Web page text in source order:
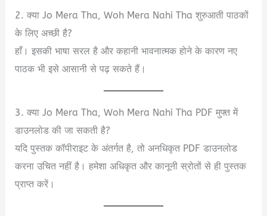
2. क्या Jo Mera Tha, Woh Mera Nahi Tha शुरुआती पाठकों
के लिए अच्छी है?
हाँ। इसकी भाषा सरल है और कहानी भावनात्मक होने के कारण नए
पाठक भी इसे आसानी से पढ़ सकते हैं।
3. क्या Jo Mera Tha, Woh Mera Nahi Tha PDF मुफ्त में
डाउनलोड की जा सकती है?
यदि पुस्तक कॉपीराइट के अंतर्गत है, तो अनधिकृत PDF डाउनलोड
करना उचित नहीं है। हमेशा अधिकृत और कानूनी स्रोतों से ही पुस्तक
प्राप्त करें।